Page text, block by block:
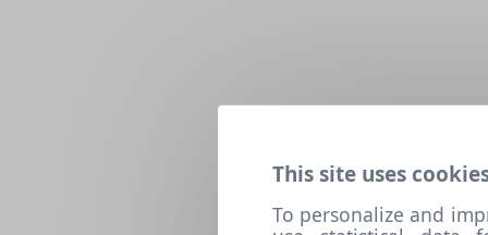
This site uses
To personalize and